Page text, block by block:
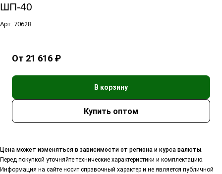
ШП-40
Арт. 70628
От 21 616 ₽
В корзину
Цена может изменяться в зависимости от региона и курса валюты.
Перед покупкой уточняйте технические характеристики и комплектацию.
Информация на сайте носит справочный характер и не является публичной